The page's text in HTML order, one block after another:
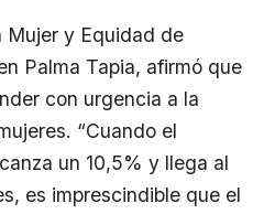
Mujer y Equidad de
Palma Tapia, afirmó que
con urgencia a la
“Cuando el
un 10,5% y llega al
es imprescindible que el